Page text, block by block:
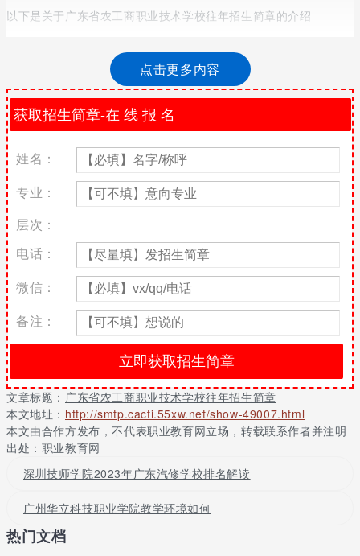
以下是关于广东省农工商职业技术学校往年招生简章的介绍
题，想必大家在咨询这个问题的时候对这所学校也有一些了解，老
师为了大家能够跟了解这所学校，对学校的招生信息做了整理，来
看看吧！
广东省农工商职业技术学校面积320亩，建筑面积15万平方米，建
有现代汽车维修实训中心、模具数控中心、机电实训中心、计算机
实训中心、服装实训中心、艺术与影视实训中心等共14000多平
方，拥有设施完善的教学楼、功能齐全的科学管、公寓式学生宿舍
楼（配有电话、电风扇。配有专职管理员工24小时值班）、钢琴楼
（钢琴60多台）、艺术馆、体艺馆。
是省属公办国家级重点职业技术学校。原名“广东农垦湛江中专学
校”,创办于1954年2月。广东省农垦湛江技工学校是省属公办国家
级重点技工学校，创办于1979年。两校于2008年6月合并，实行强
强联合，挂两个牌子，一套班子。学校座落于国家级风景胜区湖光
岩畔，毗邻海洋大学。校园环境优美，绿草成茵，是一所花园式的
学校。
有校园网、学生电脑室（1000多台）。建有多媒体课室、会计电算
化模拟实训室、数码美工与影艺术制作室、时装裁剪与布艺制作
室、装潢设计与电脑制作室、实用电工电子实训室、空凋制冷实训
室、多功能语音听力训练室、音乐表演室、舞蹈与形体训练室、灯
光音响调试室、电子琴室、古筝室等各类实训室30多间。 图书馆藏
书14万多册。
文教师 2 人，特聘北京师大舞蹈教授、国际金奖获得者蒋俊教授来
专（师范）学校，广东农工商中专学校（广东省农工商职业技术学
点击更多内容
姓名：
专业：
层次：
电话：
微信：
备注：
文章标题： 广东省农工商职业技术学校往年招生简章
本文地址： http://smtp.cacti.55xw.net/show-49007.html
本文由合作方发布，不代表职业教育网立场，转载联系作者并注明
出处：职业教育网
深圳技师学院2023年广东汽修学校排名解读
广州华立科技职业学院教学环境如何
热门文档